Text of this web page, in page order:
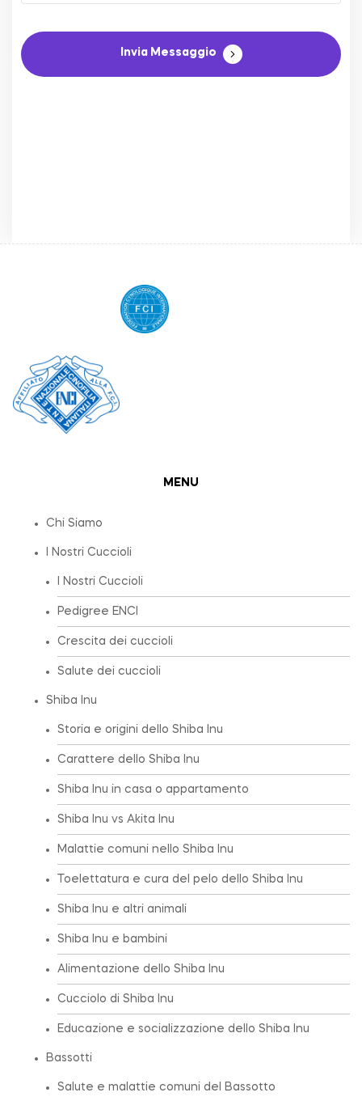
Invia Messaggio
MENU
Chi Siamo
I Nostri Cuccioli
I Nostri Cuccioli
Pedigree ENCI
Crescita dei cuccioli
Salute dei cuccioli
Shiba Inu
Storia e origini dello Shiba Inu
Carattere dello Shiba Inu
Shiba Inu in casa o appartamento
Shiba Inu vs Akita Inu
Malattie comuni nello Shiba Inu
Toelettatura e cura del pelo dello Shiba Inu
Shiba Inu e altri animali
Shiba Inu e bambini
Alimentazione dello Shiba Inu
Cucciolo di Shiba Inu
Educazione e socializzazione dello Shiba Inu
Bassotti
Salute e malattie comuni del Bassotto